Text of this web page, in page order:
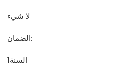
لا شيء
الضمان:
السنة1